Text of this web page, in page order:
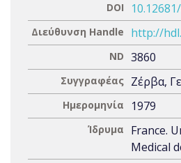
DOI
Διεύθυνση Handle http://
ND 3860
Συγγραφέας Ζέρβα,
Ημερομηνία 1979
Ίδρυμα
France.
Medical